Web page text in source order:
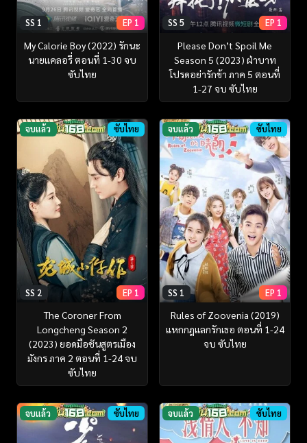
SS 1 EP 1
My Calorie Boy (2022) รักนะ
นายแคลอรี่ ตอนที่ 1-30 จบ
ซับไทย
SS 5 EP 1
Please Don’t Spoil Me
Season 5 (2023) ฝ่าบาท
โปรดอย่ารักข้า ภาค 5 ตอนที่
1-27 จบ ซับไทย
จบแล้ว ซับไทย
SS 2 EP 1
The Coroner From
Longcheng Season 2
(2023) ยอดมือชันสูตรเมือง
มังกร ภาค 2 ตอนที่ 1-24 จบ
ซับไทย
จบแล้ว ซับไทย
SS 1 EP 1
Rules of Zoovenia (2019)
แหกกฎแลกรักเธอ ตอนที่ 1-24
จบ ซับไทย
จบแล้ว ซับไทย จบแล้ว ซับไทย